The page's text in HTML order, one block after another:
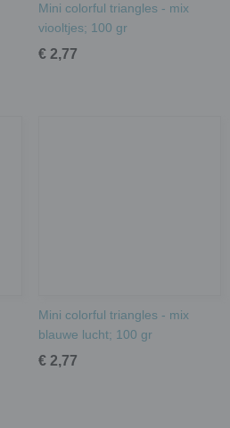
Mini colorful triangles - mix
viooltjes; 100 gr
€ 2,77
Mini colorful triangles - mix
blauwe lucht; 100 gr
€ 2,77